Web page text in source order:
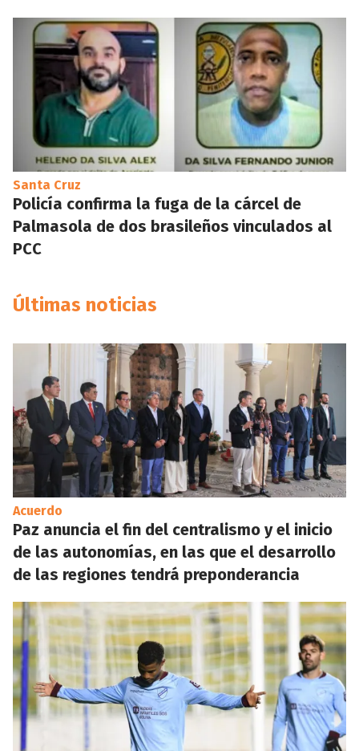
Santa Cruz
Policía confirma la fuga de la cárcel de
Palmasola de dos brasileños vinculados al
PCC
Últimas noticias
Acuerdo
Paz anuncia el fin del centralismo y el inicio
de las autonomías, en las que el desarrollo
de las regiones tendrá preponderancia